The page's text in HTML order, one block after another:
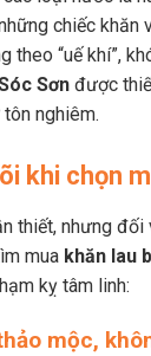
chiếc
theo “uế khí”,
Sơn được
nghiêm.
khi chọn
thiết, nhưng
mua khăn lau
kỵ tâm linh:
mộc,